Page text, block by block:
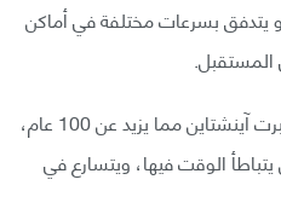
يتدفق بسرعات مختلفة في أماكن
المستقبل.
وقد اقترح هذه الفكرة لأول مرة ألبرت آينشتاين مما يزيد عن 100 عام،
الوقت فيها، ويتسارع في